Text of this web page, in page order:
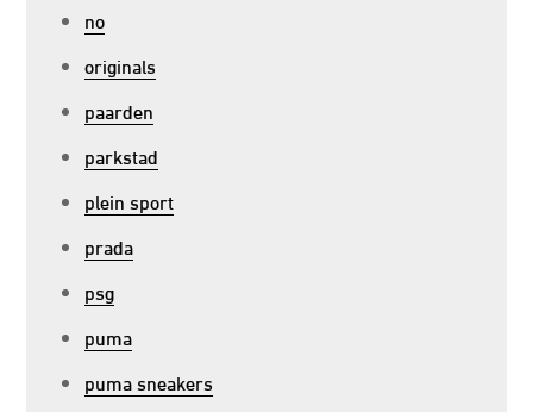
no
originals
paarden
parkstad
plein sport
prada
psg
puma
puma sneakers